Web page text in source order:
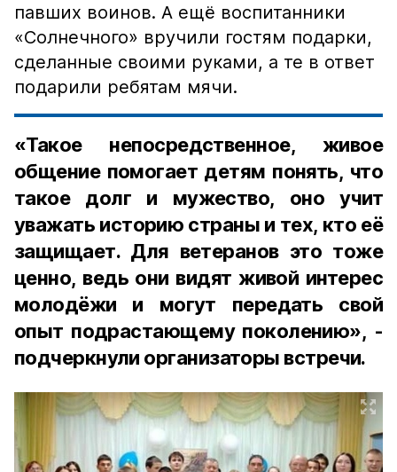
павших воинов. А ещё воспитанники
«Солнечного» вручили гостям подарки,
сделанные своими руками, а те в ответ
подарили ребятам мячи.
«Такое непосредственное, живое
общение помогает детям понять, что
такое долг и мужество, оно учит
уважать историю страны и тех, кто её
защищает. Для ветеранов это тоже
ценно, ведь они видят живой интерес
молодёжи и могут передать свой
опыт подрастающему поколению», -
подчеркнули организаторы встречи.